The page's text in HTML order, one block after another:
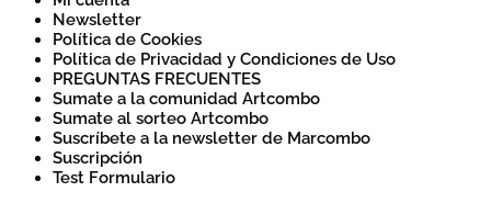
Newsletter
Política de Cookies
Política de Privacidad y Condiciones de Uso
PREGUNTAS FRECUENTES
Sumate a la comunidad Artcombo
Sumate al sorteo Artcombo
Suscríbete a la newsletter de Marcombo
Suscripción
Test Formulario